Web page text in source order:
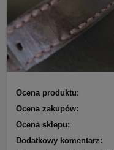
Ocena produktu:
Ocena zakupów:
Ocena sklepu:
Dodatkowy komentarz: